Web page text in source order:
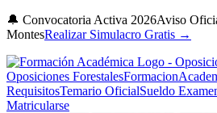
🔔 Convocatoria Activa 2026Aviso
MontesRealizar Simulacro Gratis →
Oposiciones Forestales
RequisitosTemario OficialSueldo
Matricularse